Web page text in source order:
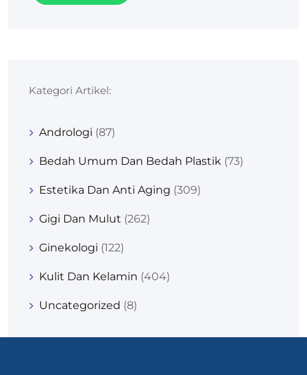
Kategori Artikel:
Andrologi (87)
Bedah Umum Dan Bedah Plastik (73)
Estetika Dan Anti Aging (309)
Gigi Dan Mulut (262)
Ginekologi (122)
Kulit Dan Kelamin (404)
Uncategorized (8)